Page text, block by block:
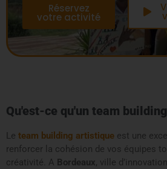
Réservez
votre activité
Qu'est-ce qu'un team
Le team building artistique est une
renforcer la cohésion de vos équipes
créativité. A Bordeaux, ville